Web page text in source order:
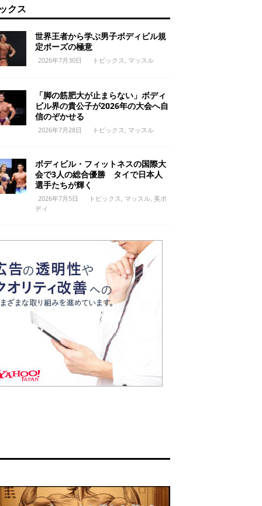
クス
世界王者から学ぶ男子ボディビル規
定ポーズの極意
2026年7月30日 トピックス マッスル
「脚の筋肥大が止まらない」ボディ
ビル界の貴公子が2026年の大会へ自
信のぞかせる
2026年7月28日 トピックス マッスル
ボディビル・フィットネスの国際大
会で3人の総合優勝 タイで日本人
選手たちが輝く
2026年7月5日 トピックス マッスル, 美ボ
ディ